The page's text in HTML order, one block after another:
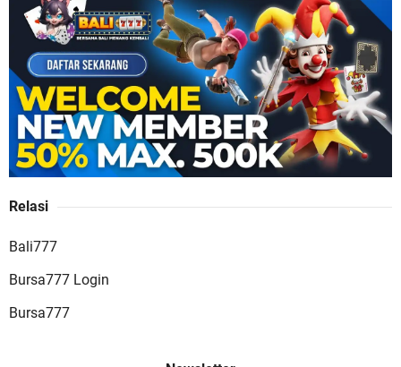
Buana88 Situs Slot Online Gacor dengan Bonus
Terbesar dan Paling Menguntungkan
Layanan Terlengkap
Relasi
Bali777
Bursa777 Login
Bursa777